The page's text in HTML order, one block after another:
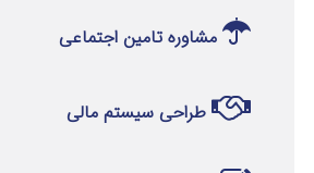
مشاوره تامین اجتماعی
طراحی سیستم مالی